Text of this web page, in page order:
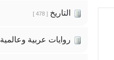
التاريخ [ 478 ]
روايات عربية وعالمية